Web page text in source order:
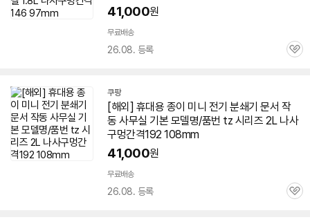
41,000원
무료배송
26.08. 등록
관
쿠팡
[해외] 휴대용 종이 미니 전기 분쇄기 문서 작
동 사무실 기본 모델명/품번 tz 시리즈 2L 나사
구멍간격192 108mm
41,000원
무료배송
26.08. 등록
관